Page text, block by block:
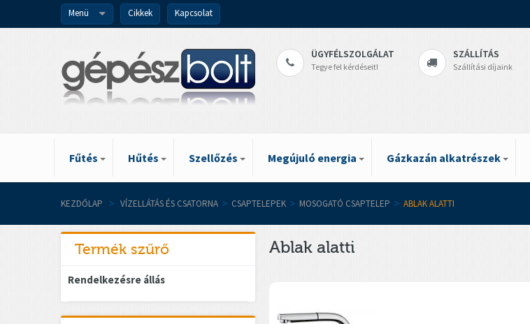
Menü Cikkek Kapcsolat
ÜGYFÉLSZOLGÁLAT
Tegye fel kérdéseit!
SZÁLLÍTÁS
Szállítási díjaink
Fűtés Hűtés Szellőzés Megújuló energia Gázkazán alkatrészek
KEZDŐLAP > VÍZELLÁTÁS ÉS CSATORNA > CSAPTELEPEK > MOSOGATÓ CSAPTELEP > ABLAK ALATTI
Termék szűrő
Rendelkezésre állás
Ablak alatti